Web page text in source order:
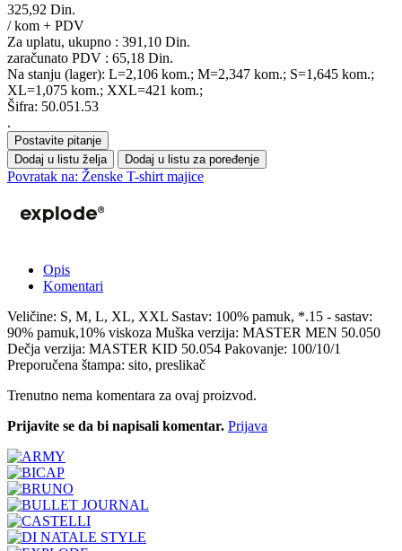
325,92 Din.
/ kom + PDV
Za uplatu, ukupno : 391,10 Din.
zaračunato PDV : 65,18 Din.
Na stanju (lager): L=2,106 kom.; M=2,347 kom.; S=1,645 kom.;
XL=1,075 kom.; XXL=421 kom.;
Šifra: 50.051.53
.
Postavite pitanje
Dodaj u listu želja
Dodaj u listu za poređenje
Povratak na: Ženske T-shirt majice
Opis
Komentari
Veličine: S, M, L, XL, XXL Sastav: 100% pamuk, *.15 - sastav:
90% pamuk,10% viskoza Muška verzija: MASTER MEN 50.050
Dečja verzija: MASTER KID 50.054 Pakovanje: 100/10/1
Preporučena štampa: sito, preslikač
Trenutno nema komentara za ovaj proizvod.
Prijavite se da bi napisali komentar. Prijava